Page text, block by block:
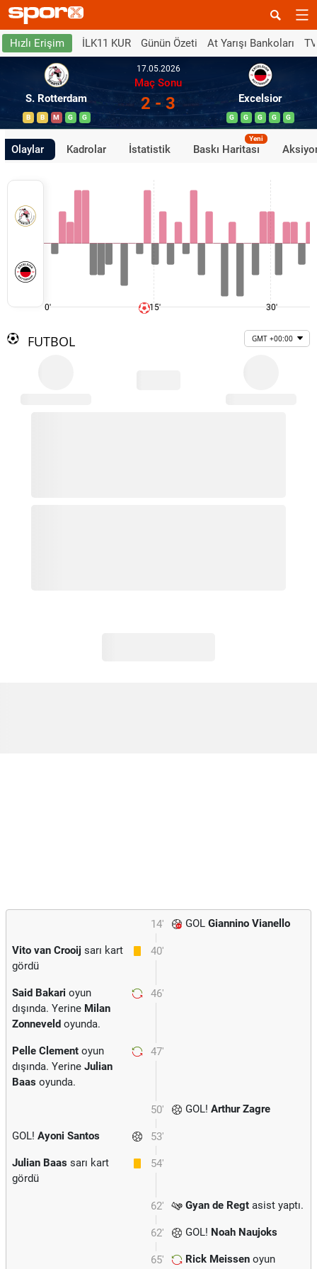
Hızlı Erişim İLK11 KUR Günün Özeti At Yarışı Bankoları
S. Rotterdam
B B M G G
17.05.2026
Maç Sonu
2 - 3 Excelsior
G G G G G
Olaylar Kadrolar İstatistik Baskı Haritası
Yeni
0' 15' 30'
FUTBOL GMT +00:00
14' GOL Giannino Vianello
40'
Vito van Crooij sarı kart
gördü
46'
Said Bakari oyun
dışında. Yerine Milan
Zonneveld oyunda.
47'
Pelle Clement oyun
dışında. Yerine Julian
Baas oyunda.
50' GOL! Arthur Zagre
53'
GOL! Ayoni Santos
54'
Julian Baas sarı kart
gördü
62' Gyan de Regt asist yaptı.
62' GOL! Noah Naujoks
65' Rick Meissen oyun